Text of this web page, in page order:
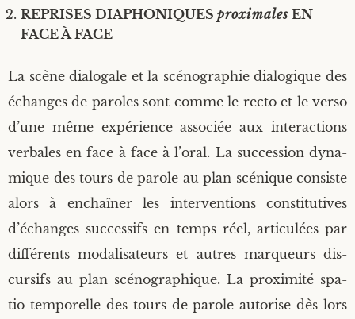
REPRISES DIA­PHO­NIQUES proxi­males EN
FACE À FACE
La scène dia­lo­gale et la scé­no­gra­phie dia­lo­gique des
échanges de paroles sont comme le rec­to et le ver­so
d’une même expé­rience asso­ciée aux inter­ac­tions
ver­bales en face à face à l’oral. La suc­ces­sion dyna­
mique des tours de parole au plan scé­nique consiste
alors à enchaî­ner les inter­ven­tions consti­tu­tives
d’échanges suc­ces­sifs en temps réel, arti­cu­lées par
dif­fé­rents moda­li­sa­teurs et autres mar­queurs dis­
cur­sifs au plan scé­no­gra­phique. La proxi­mi­té spa­
tio-tem­po­relle des tours de parole auto­rise dès lors